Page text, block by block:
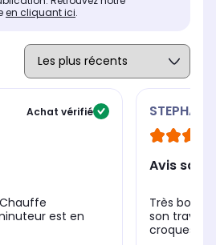
en cliquant ici.
Achat vérifié
est en
STEPHANE
Avis
Très bon
son travail,
croques